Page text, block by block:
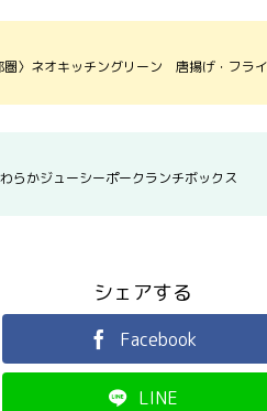
圏〉ネオキッチングリーン 唐揚げ・フラ
かジューシーポークランチボックス
シェアする
Facebook
LINE